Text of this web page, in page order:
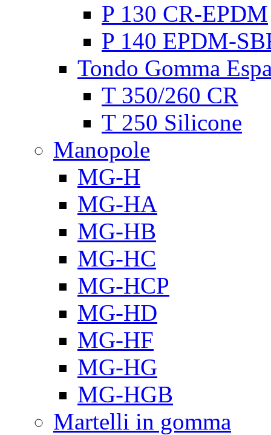
P 130 CR-EPDM
P 140 EPDM-
Tondo Gomma
T 350/260 CR
T 250 Silicone
Manopole
MG-H
MG-HA
MG-HB
MG-HC
MG-HCP
MG-HD
MG-HF
MG-HG
MG-HGB
Martelli in gomma